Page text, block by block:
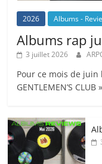
2026 Albums -
Albums rap
3 juillet 2026
Pour ce mois de juin
GENTLEMEN’S